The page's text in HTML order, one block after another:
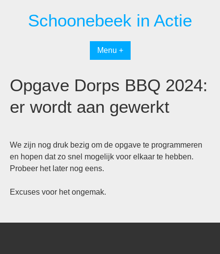
Schoonebeek in Actie
Menu +
Opgave Dorps BBQ 2024:
er wordt aan gewerkt
We zijn nog druk bezig om de opgave te programmeren
en hopen dat zo snel mogelijk voor elkaar te hebben.
Probeer het later nog eens.
Excuses voor het ongemak.